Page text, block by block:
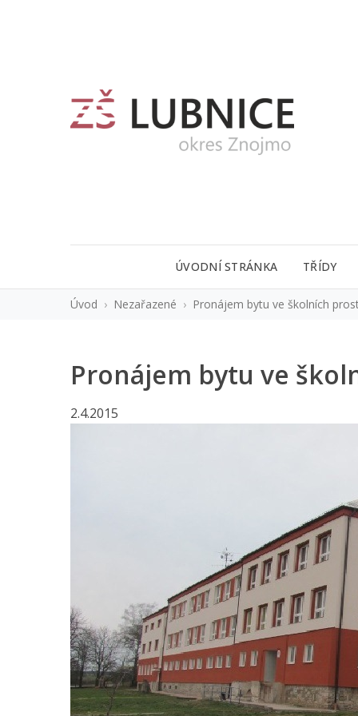
ÚVODNÍ STRÁNKA TŘÍDY
Úvod › Nezařazené › Pronájem bytu ve školních
Pronájem bytu ve
2.4.2015